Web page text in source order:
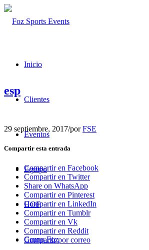
Inicio
Clientes
Eventos
Equipo
HOF
Grupo Foz
esp
29 septiembre, 2017/porFSE
Compartir esta entrada
Compartir en Facebook
Compartir en Twitter
Share on WhatsApp
Compartir en Pinterest
Compartir en LinkedIn
Compartir en Tumblr
Compartir en Vk
Compartir en Reddit
Compartir por correo